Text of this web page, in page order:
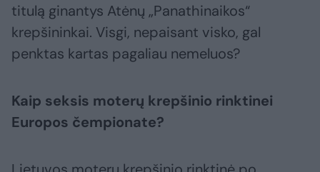
titulą ginantys Atėnų „Panathinaikos“
krepšininkai. Visgi, nepaisant visko, gal
penktas kartas pagaliau nemeluos?
Kaip seksis moterų krepšinio rinktinei
Europos čempionate?